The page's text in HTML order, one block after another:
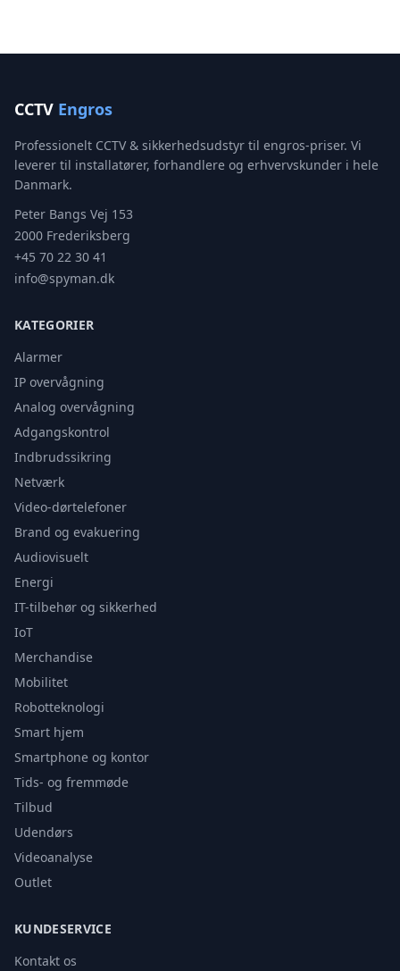
CCTV Engros
Professionelt CCTV & sikkerhedsudstyr til engros-priser. Vi
leverer til installatører, forhandlere og erhvervskunder i hele
Danmark.
Peter Bangs Vej 153
2000 Frederiksberg
+45 70 22 30 41
info@spyman.dk
KATEGORIER
Alarmer
IP overvågning
Analog overvågning
Adgangskontrol
Indbrudssikring
Netværk
Video-dørtelefoner
Brand og evakuering
Audiovisuelt
Energi
IT-tilbehør og sikkerhed
IoT
Merchandise
Mobilitet
Robotteknologi
Smart hjem
Smartphone og kontor
Tids- og fremmøde
Tilbud
Udendørs
Videoanalyse
Outlet
KUNDESERVICE
Kontakt os